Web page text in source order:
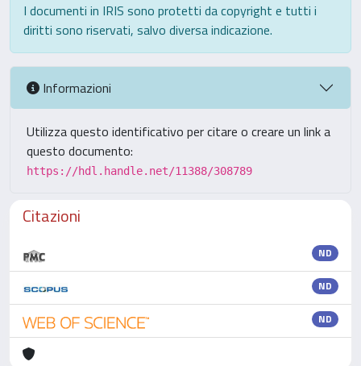
I documenti in IRIS sono protetti da copyright e tutti i
diritti sono riservati, salvo diversa indicazione.
Informazioni
Utilizza questo identificativo per citare o creare un link a
questo documento:
https://hdl.handle.net/11388/308789
Citazioni
ND
ND
ND